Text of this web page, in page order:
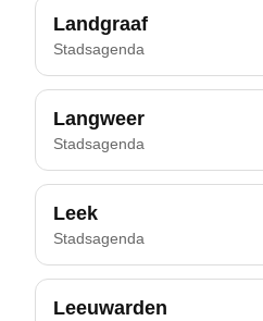
Landgraaf
Stadsagenda
Langweer
Stadsagenda
Leek
Stadsagenda
Leeuwarden